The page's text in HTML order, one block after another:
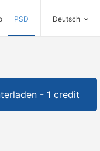
PSD Deutsch
- 1 credit